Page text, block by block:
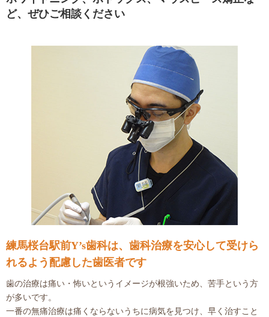
ど、ぜひご相談ください
練馬桜台駅前Y’s歯科は、歯科治療を安心して受けら
れるよう配慮した歯医者です
歯の治療は痛い・怖いというイメージが根強いため、苦手という方
が多いです。
一番の無痛治療は痛くならないうちに病気を見つけ、早く治すこと